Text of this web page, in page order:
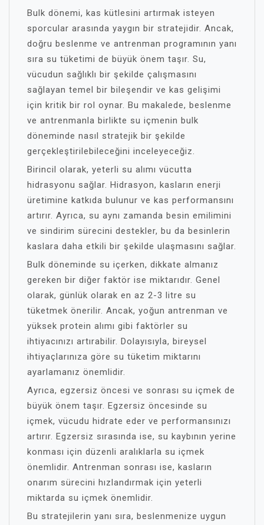
Bulk dönemi, kas kütlesini artırmak isteyen
sporcular arasında yaygın bir stratejidir. Ancak,
doğru beslenme ve antrenman programının yanı
sıra su tüketimi de büyük önem taşır. Su,
vücudun sağlıklı bir şekilde çalışmasını
sağlayan temel bir bileşendir ve kas gelişimi
için kritik bir rol oynar. Bu makalede, beslenme
ve antrenmanla birlikte su içmenin bulk
döneminde nasıl stratejik bir şekilde
gerçekleştirilebileceğini inceleyeceğiz.
Birincil olarak, yeterli su alımı vücutta
hidrasyonu sağlar. Hidrasyon, kasların enerji
üretimine katkıda bulunur ve kas performansını
artırır. Ayrıca, su aynı zamanda besin emilimini
ve sindirim sürecini destekler, bu da besinlerin
kaslara daha etkili bir şekilde ulaşmasını sağlar.
Bulk döneminde su içerken, dikkate almanız
gereken bir diğer faktör ise miktarıdır. Genel
olarak, günlük olarak en az 2-3 litre su
tüketmek önerilir. Ancak, yoğun antrenman ve
yüksek protein alımı gibi faktörler su
ihtiyacınızı artırabilir. Dolayısıyla, bireysel
ihtiyaçlarınıza göre su tüketim miktarını
ayarlamanız önemlidir.
Ayrıca, egzersiz öncesi ve sonrası su içmek de
büyük önem taşır. Egzersiz öncesinde su
içmek, vücudu hidrate eder ve performansınızı
artırır. Egzersiz sırasında ise, su kaybının yerine
konması için düzenli aralıklarla su içmek
önemlidir. Antrenman sonrası ise, kasların
onarım sürecini hızlandırmak için yeterli
miktarda su içmek önemlidir.
Bu stratejilerin yanı sıra, beslenmenize uygun